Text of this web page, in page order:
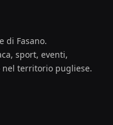
di Fasano.
sport, eventi,
nel territorio pugliese.